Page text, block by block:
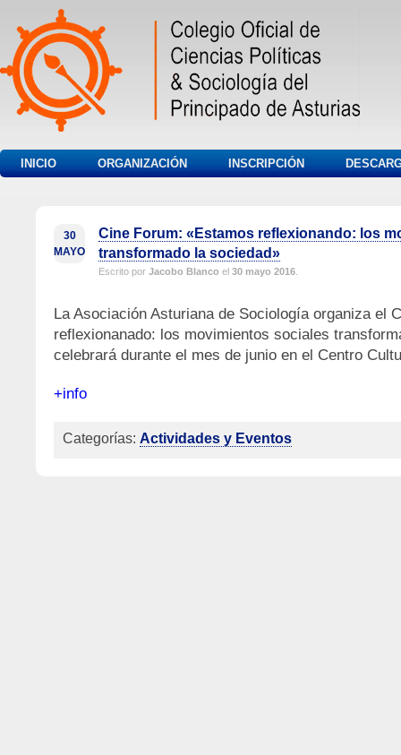
INICIO ORGANIZACIÓN INSCRIPCIÓN
30
MAYO
Cine Forum: «Estamos reflexionando: los
transformado la sociedad»
Escrito por Jacobo Blanco el 30 mayo 2016
La Asociación Asturiana de Sociología organiza el
reflexionanado: los movimientos sociales
celebrará durante el mes de junio en el Centro
+info
Categorías: Actividades y Eventos